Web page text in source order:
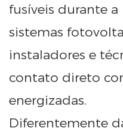
fusíveis durante
sistemas
instaladores e
contato direto
energizadas.
Diferentemente